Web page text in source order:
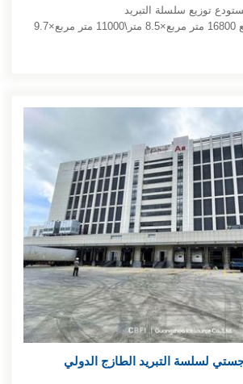
توزيع سلسلة التبريد
الأبعاد: مستودع التوزيع 16800 متر مربع×8.5 متر\11000 متر مربع×9.7
لسلسة التبريد الطازج الدولي